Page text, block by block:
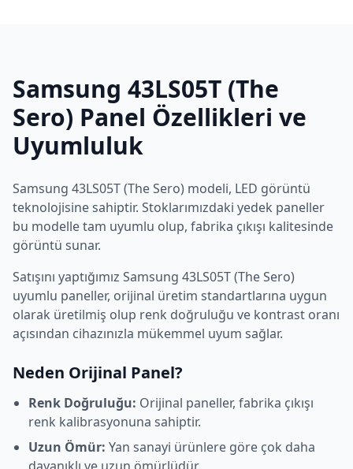
Samsung 43LS05T (The
Sero) Panel Özellikleri ve
Uyumluluk
Samsung 43LS05T (The Sero) modeli, LED görüntü
teknolojisine sahiptir. Stoklarımızdaki yedek paneller
bu modelle tam uyumlu olup, fabrika çıkışı kalitesinde
görüntü sunar.
Satışını yaptığımız Samsung 43LS05T (The Sero)
uyumlu paneller, orijinal üretim standartlarına uygun
olarak üretilmiş olup renk doğruluğu ve kontrast oranı
açısından cihazınızla mükemmel uyum sağlar.
Neden Orijinal Panel?
Renk Doğruluğu: Orijinal paneller, fabrika çıkışı
renk kalibrasyonuna sahiptir.
Uzun Ömür: Yan sanayi ürünlere göre çok daha